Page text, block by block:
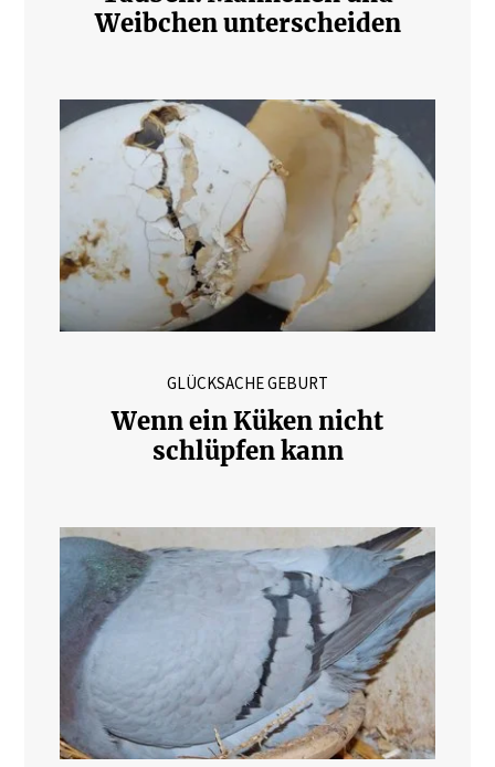
Weibchen unterscheiden
GLÜCKSACHE GEBURT
Wenn ein Küken nicht
schlüpfen kann